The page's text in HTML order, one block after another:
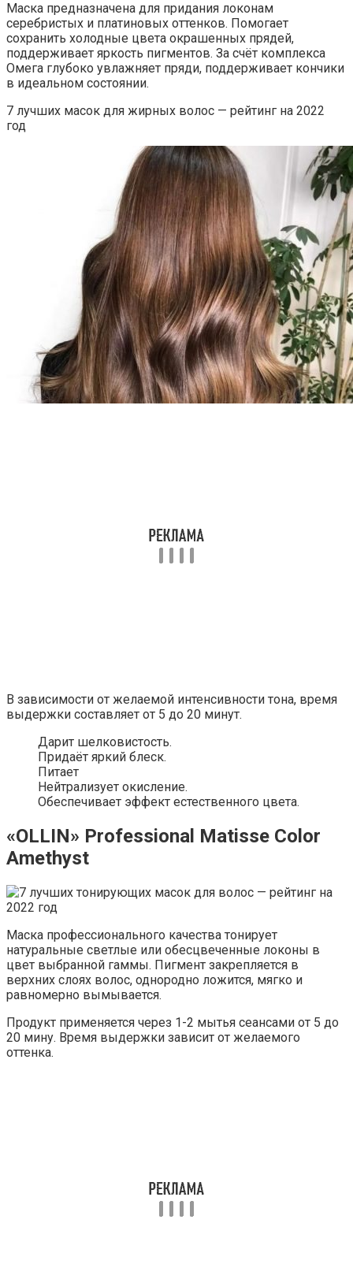
Маска предназначена для придания локонам
серебристых и платиновых оттенков. Помогает
сохранить холодные цвета окрашенных прядей,
поддерживает яркость пигментов. За счёт комплекса
Омега глубоко увлажняет пряди, поддерживает кончики
в идеальном состоянии.
7 лучших масок для жирных волос — рейтинг на 2022
год
В зависимости от желаемой интенсивности тона, время
выдержки составляет от 5 до 20 минут.
Дарит шелковистость.
Придаёт яркий блеск.
Питает
Нейтрализует окисление.
Обеспечивает эффект естественного цвета.
«OLLIN» Professional Matisse Color
Amethyst
Маска профессионального качества тонирует
натуральные светлые или обесцвеченные локоны в
цвет выбранной гаммы. Пигмент закрепляется в
верхних слоях волос, однородно ложится, мягко и
равномерно вымывается.
Продукт применяется через 1-2 мытья сеансами от 5 до
20 мину. Время выдержки зависит от желаемого
оттенка.